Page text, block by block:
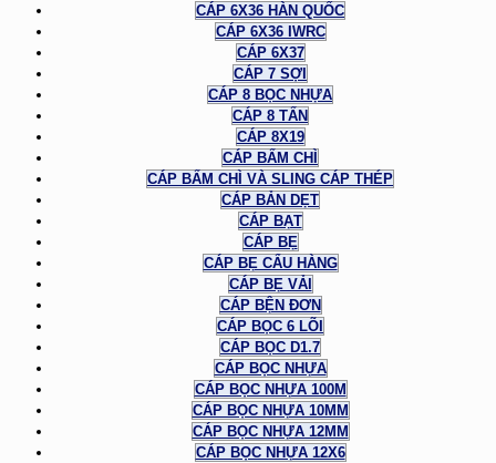
CÁP 6X36 HÀN QUỐC
CÁP 6X36 IWRC
CÁP 6X37
CÁP 7 SỢI
CÁP 8 BỌC NHỰA
CÁP 8 TẤN
CÁP 8X19
CÁP BẤM CHÌ
CÁP BẤM CHÌ VÀ SLING CÁP THÉP
CÁP BẢN DẸT
CÁP BẠT
CÁP BẸ
CÁP BẸ CẨU HÀNG
CÁP BẸ VẢI
CÁP BỆN ĐƠN
CÁP BỌC 6 LÕI
CÁP BỌC D1.7
CÁP BỌC NHỰA
CÁP BỌC NHỰA 100M
CÁP BỌC NHỰA 10MM
CÁP BỌC NHỰA 12MM
CÁP BỌC NHỰA 12X6